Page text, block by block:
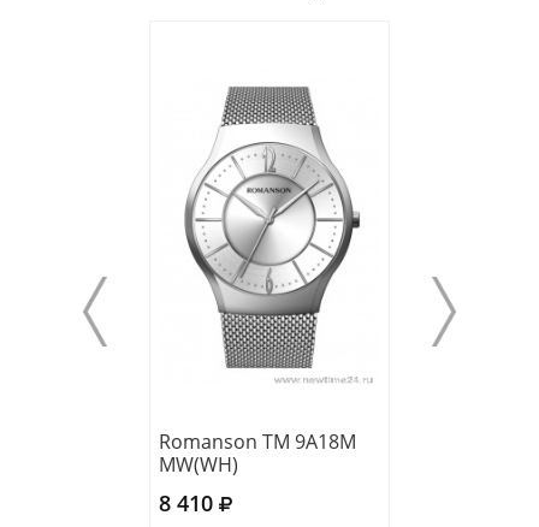
Romanson TM 9A18M
MW(WH)
8 410